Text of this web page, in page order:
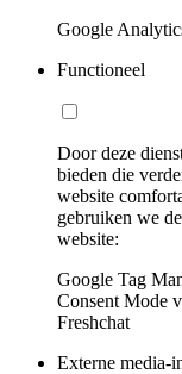
Google
Functioneel
Door deze
bieden die
website
gebruiken we
website:
Google Tag
Consent Mode
Freshchat
Externe media-